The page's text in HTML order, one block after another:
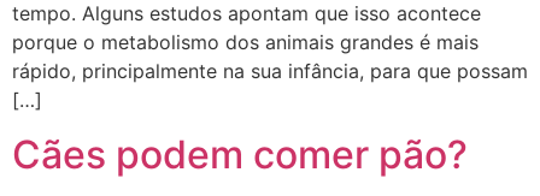
tempo. Alguns estudos apontam que isso acontece
porque o metabolismo dos animais grandes é mais
rápido, principalmente na sua infância, para que possam
[…]
Cães podem comer pão?